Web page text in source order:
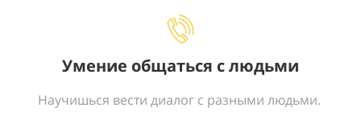
Умение общаться с людьми
Научишься вести диалог с разными людьми.